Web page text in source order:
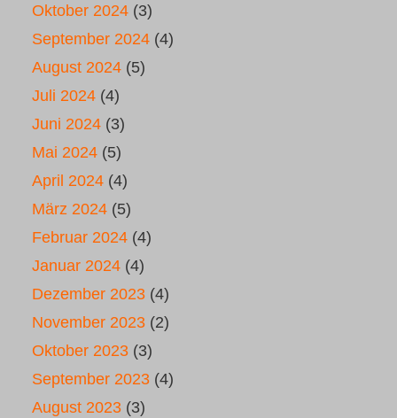
Oktober 2024 (3)
September 2024 (4)
August 2024 (5)
Juli 2024 (4)
Juni 2024 (3)
Mai 2024 (5)
April 2024 (4)
März 2024 (5)
Februar 2024 (4)
Januar 2024 (4)
Dezember 2023 (4)
November 2023 (2)
Oktober 2023 (3)
September 2023 (4)
August 2023 (3)